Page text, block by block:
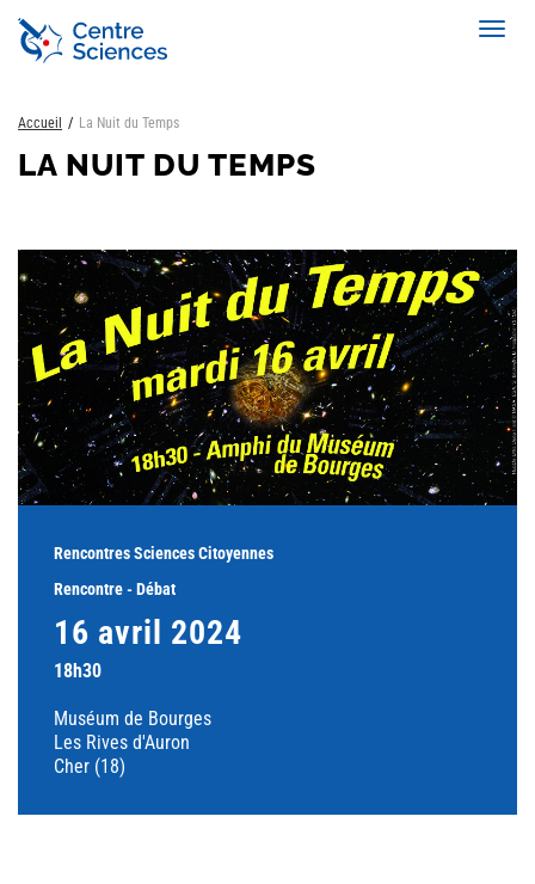
Aller
contenu
Accueil La Nuit du Temps
LA NUIT DU TEMPS
Rencontres Sciences Citoyennes
Rencontre - Débat
16 avril 2024
18h30
Muséum de Bourges
Les Rives d'Auron
Cher (18)